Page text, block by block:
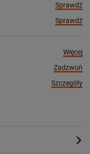
Sprawdź
Sprawdź
Więcej
Zadzwoń
Szczegóły